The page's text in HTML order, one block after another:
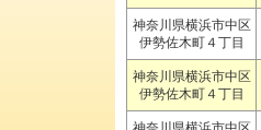
神奈川県横浜市中区
伊勢佐木町４丁目
神奈川県横浜市中区
伊勢佐木町４丁目